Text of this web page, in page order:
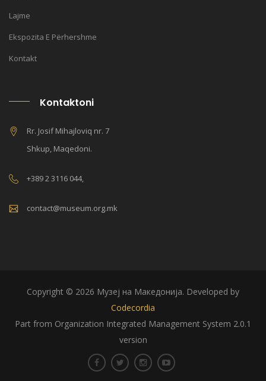
Lajme
Ekspozita E Përhershme
Kontakt
Kontaktoni
Rr. Josif Mihajloviq nr. 7
Shkup, Maqedoni.
+389 2 3116 044,
contact@museum.org.mk
Copyright © 2026 Музеј на Македонија. Developed by
Codecordia
Part from Organization Integrated Management System 2.0.1
version